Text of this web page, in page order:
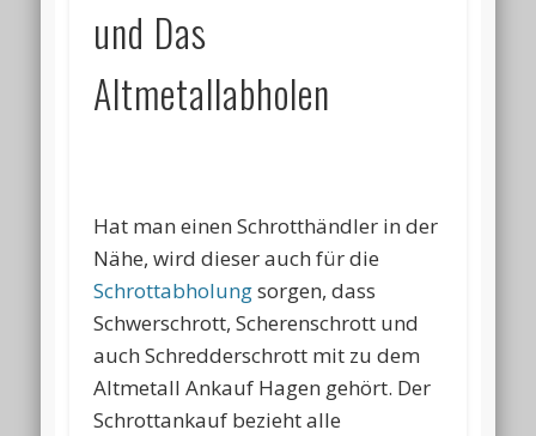
und Das
Altmetallabholen
Hat man einen Schrotthändler in der
Nähe, wird dieser auch für die
Schrottabholungsorgen, dass
Schwerschrott, Scherenschrott und
auch Schredderschrott mit zu dem
Altmetall Ankauf Hagen gehört. Der
Schrottankauf bezieht alle